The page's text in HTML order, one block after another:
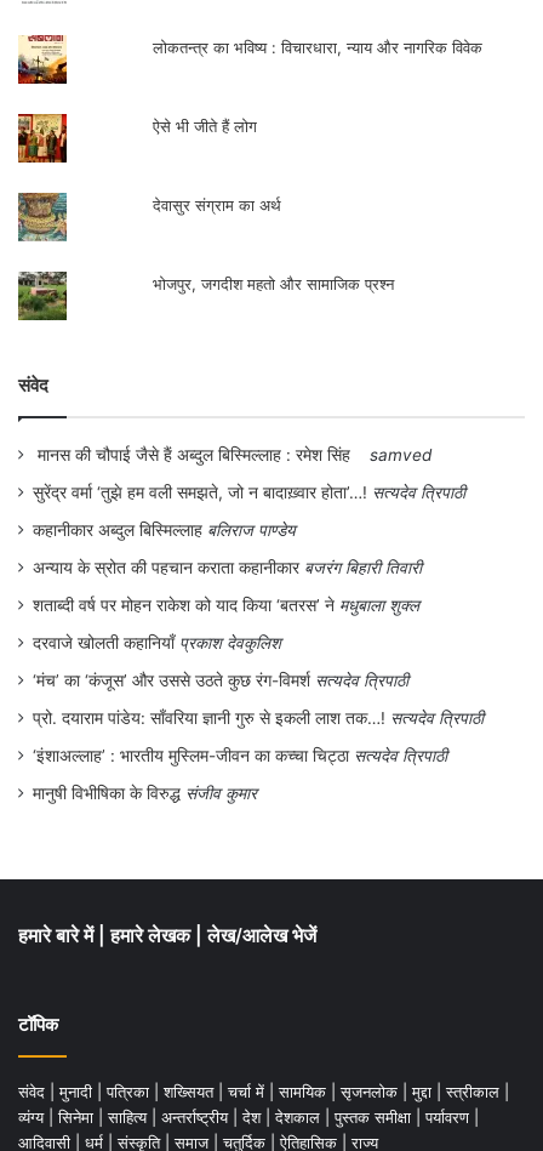
लोकतन्त्र का भविष्य : विचारधारा, न्याय और नागरिक विवेक
ऐसे भी जीते हैं लोग
देवासुर संग्राम का अर्थ
भोजपुर, जगदीश महतो और सामाजिक प्रश्न
संवेद
मानस की चौपाई जैसे हैं अब्दुल बिस्मिल्लाह : रमेश सिंह
samved
सुरेंद्र वर्मा ‘तुझे हम वली समझते, जो न बादाख़्वार होता’…! सत्यदेव त्रिपाठी
कहानीकार अब्दुल बिस्मिल्लाह बलिराज पाण्डेय
अन्याय के स्रोत की पहचान कराता कहानीकार बजरंग बिहारी तिवारी
शताब्दी वर्ष पर मोहन राकेश को याद किया ‘बतरस’ ने मधुबाला शुक्ल
दरवाजे खोलती कहानियाँ प्रकाश देवकुलिश
‘मंच’ का ‘कंजूस’ और उससे उठते कुछ रंग-विमर्श सत्यदेव त्रिपाठी
प्रो. दयाराम पांडेय: साँवरिया ज्ञानी गुरु से इकली लाश तक…! सत्यदेव त्रिपाठी
‘इंशाअल्लाह’ : भारतीय मुस्लिम-जीवन का कच्चा चिट्ठा सत्यदेव त्रिपाठी
मानुषी विभीषिका के विरुद्ध संजीव कुमार
हमारे बारे में हमारे लेखक लेख/आलेख भेजें
टॉपिक
संवेद मुनादी पत्रिका शख्सियत चर्चा में सामयिक सृजनलोक मुद्दा स्त्रीकाल
व्यंग्य
सिनेमा साहित्य अन्तर्राष्ट्रीय देश देशकाल पुस्तक समीक्षा पर्यावरण
आदिवासी
धर्म संस्कृति समाज चतुर्दिक ऐतिहासिक राज्य